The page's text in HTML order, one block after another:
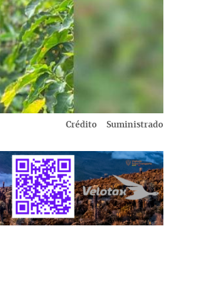
Crédito Suministrado